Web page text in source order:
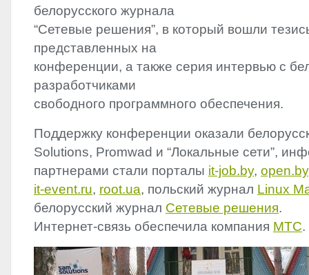
белорусского журнала
“Сетевые решения”, в который вошли
представленных на
конференции, а также серия интервью с
разработчиками
свободного программного обеспечения.
Поддержку конференции оказали
Solutions, Promwad и “Локальные сети”,
партнерами стали порталы it-job.by, open.by
it-event.ru, root.ua, польский журнал Linux
белорусский журнал Сетевые решения.
Интернет-связь обеспечила компания МТС.